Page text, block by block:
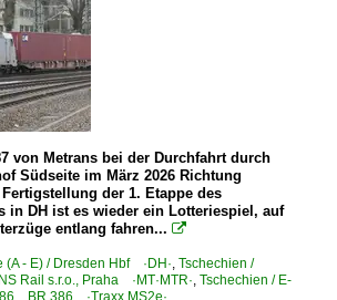
– Lehrte – Braunschweig (–Magdeburg)
– Köthen – Halle (–Leipzig)
– Kreiensen – Göttingen (–Kassel)
– Hameln – Altenbeken (–Paderborn)
Löhne – Osnabrück – Rheine – Bad
– Nienburg – Hannover
Eickel–) Münster – Bremen (–Hamburg)
400-499
von Metrans bei der Durchfahrt durch
Südseite im März 2026 Richtung
der 1. Etappe des
in DH ist es wieder ein Lotteriespiel, auf
entlang fahren... 
(A - E) / Dresden Hbf ·DH·, Tschechien /
Rail s.r.o., Praha ·MT·MTR·, Tschechien / E-
BR 386 ·Traxx MS2e·